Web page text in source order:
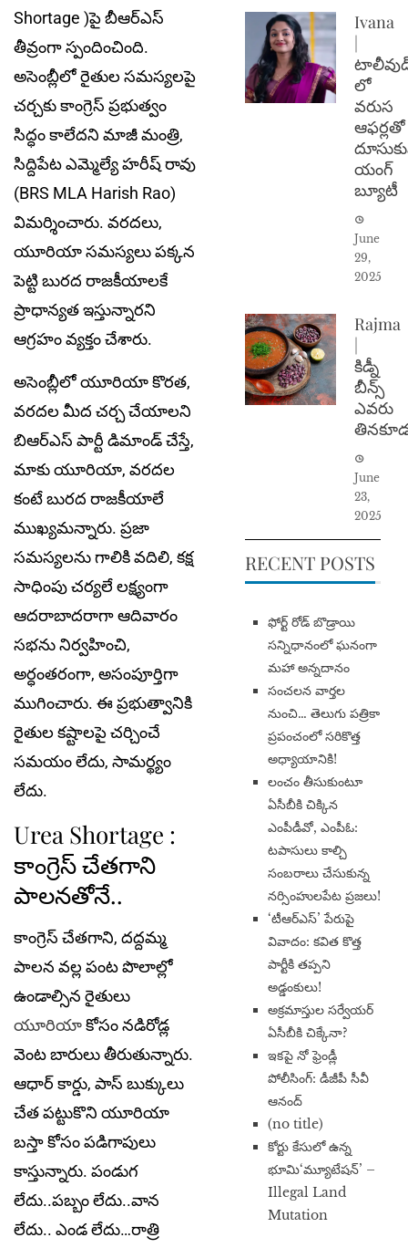
Shortage )పై బీఆర్ఎస్
తీవ్రంగా స్పందించింది.
అసెంబ్లీలో రైతుల సమస్యలపై
చర్చకు కాంగ్రెస్ ప్రభుత్వం
సిద్ధం కాలేదని మాజీ మంత్రి,
సిద్దిపేట ఎమ్మెల్యే హ‌రీష్ రావు
(BRS MLA Harish Rao)
విమ‌ర్శించారు. వరదలు,
యూరియా సమస్యలు పక్కన
పెట్టి బురద రాజకీయాలకే
ప్రాధాన్యత ఇస్తున్నారని
ఆగ్రహం వ్యక్తం చేశారు.
అసెంబ్లీలో యూరియా కొరత,
వరదల మీద చర్చ చేయాలని
బిఆర్ఎస్ పార్టీ డిమాండ్ చేస్తే,
మాకు యూరియా, వరదల
కంటే బురద రాజకీయాలే
ముఖ్యమన్నారు. ప్రజా
సమస్యలను గాలికి వదిలి, కక్ష
సాధింపు చర్యలే లక్ష్యంగా
ఆదరాబాదరాగా ఆదివారం
సభను నిర్వహించి,
అర్ధంతరంగా, అసంపూర్తిగా
ముగించారు. ఈ ప్రభుత్వానికి
రైతుల కష్టాలపై చర్చించే
సమయం లేదు, సామర్థ్యం
లేదు.
Urea Shortage :
కాంగ్రెస్ చేత‌గాని
పాల‌నతోనే..
కాంగ్రెస్ చేతగాని, దద్దమ్మ
పాలన వల్ల పంట పొలాల్లో
ఉండాల్సిన రైతులు
యూరియాకోసం నడిరోడ్ల
వెంట బారులు తీరుతున్నారు.
ఆధార్ కార్డు, పాస్ బుక్కులు
చేత పట్టుకొని యూరియా
బస్తా కోసం పడిగాపులు
కాస్తున్నారు. పండుగ
లేదు..పబ్బం లేదు..వాన
లేదు.. ఎండ లేదు…రాత్రి
Ivana
|
లో
వరుస
ఆఫర్లతో
యంగ్
బ్యూటీ
June
29,
2025
Rajma
|
కిడ్నీ
బీన్స్
ఎవరు
June
23,
2025
RECENT POSTS
​ఫోర్ట్ రోడ్ బొడ్రాయి
సన్నిధానంలో ఘనంగా
మహా అన్నదానం
సంచలన వార్తల
నుంచి… తెలుగు పత్రికా
ప్రపంచంలో సరికొత్త
అధ్యాయానికి!
​లంచం తీసుకుంటూ
ఏసీబీకి చిక్కిన
ఎంపీడీవో, ఎంపీఓ:
టపాసులు కాల్చి
సంబరాలు చేసుకున్న
నర్సింహులపేట ప్రజలు!
‘టీఆర్ఎస్’ పేరుపై
వివాదం: కవిత కొత్త
పార్టీకి తప్పని
అడ్డంకులు!
అక్రమాస్తుల సర్వేయర్
ఏసీబీకి చిక్కేనా?
ఇకపై నో ఫ్రెండ్లీ
పోలీసింగ్: డీజీపీ సీవీ
ఆనంద్
(no title)
​కోర్టు కేసులో ఉన్న
భూమి‘మ్యూటేషన్’ –
Illegal Land
Mutation